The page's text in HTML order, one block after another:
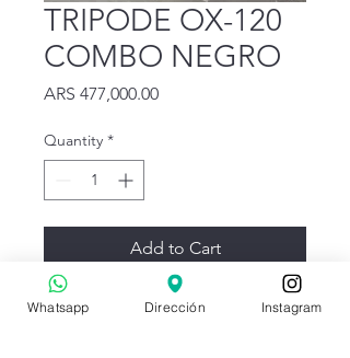
TRIPODE OX-120
COMBO NEGRO
ARS 477,000.00Price
Quantity *
Add to Cart
TRIPODE CABEZA COMBO
Whatsapp Dirección Instagram